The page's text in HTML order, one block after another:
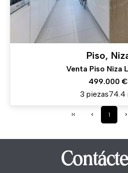
Piso,
Venta Piso Niza
499.000 €
3 piezas74.4
1